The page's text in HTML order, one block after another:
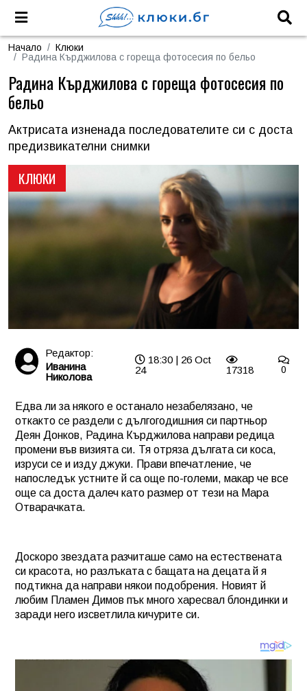
Начало
Клюки
Радина Кърджилова с гореща фотосесия по бельо
КЛЮКИ
Радина Кърджилова с гореща фотосесия по
бельо
Актрисата изненада последователите си с доста
предизвикателни снимки
Редактор:
Иванина
Николова
18:30 | 26 Oct
24
17318 0
Едва ли за някого е останало незабелязано, че
откакто се раздели с дългогодишния си партньор
Деян Донков, Радина Кърджилова направи редица
промени във визията си. Тя отряза дългата си коса,
изруси се и изду джуки. Прави впечатление, че
напоследък устните й са още по-големи, макар че все
още са доста далеч като размер от тези на Мара
Отварачката.
Доскоро звездата разчиташе само на естествената
си красота, но разлъката с бащата на децата й я
подтикна да направи някои подобрения. Новият й
любим Пламен Димов пък много харесвал блондинки и
заради него изсветлила кичурите си.